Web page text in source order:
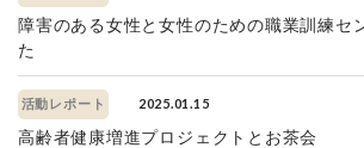
障害のある女性と女性のための職業訓練セ
た
活動レポート 2025.01.15
高齢者健康増進プロジェクトとお茶会